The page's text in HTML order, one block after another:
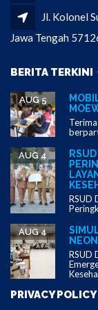
Jl. Kolonel
Jawa Tengah
BERITA TERKINI
AUG 5
AUG 4
RSUD
AUG 4
RSUD
PRIVACY POLICY